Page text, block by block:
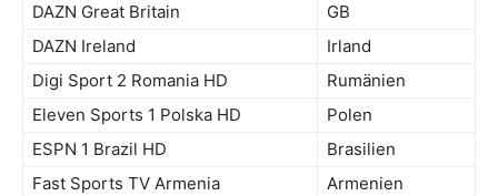
DAZN Great Britain
GB
DAZN Ireland
Irland
Digi Sport 2 Romania HD
Rumänien
Eleven Sports 1 Polska HD
Polen
ESPN 1 Brazil HD
Brasilien
Fast Sports TV Armenia
Armenien